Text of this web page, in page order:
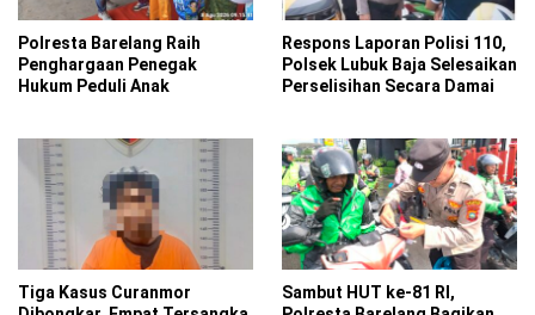
Polresta Barelang Raih
Penghargaan Penegak
Hukum Peduli Anak
Respons Laporan Polisi 110,
Polsek Lubuk Baja Selesaikan
Perselisihan Secara Damai
Tiga Kasus Curanmor
Sambut HUT ke-81 RI,